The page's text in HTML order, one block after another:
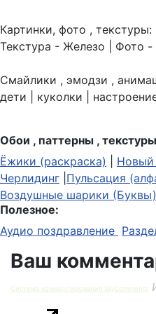
Картинки, фото , текстуры:
Текстура - Железо | Фото -
Смайлики , эмодзи ,
дети | куколки |
Обои , паттерны ,
Ёжики (раскраска)
Новый
Черлидинг Пульсация
Воздушные шарики (Буквы)
Полезное:
Аудио поздравление
Ваш
Система комментирования SigComments